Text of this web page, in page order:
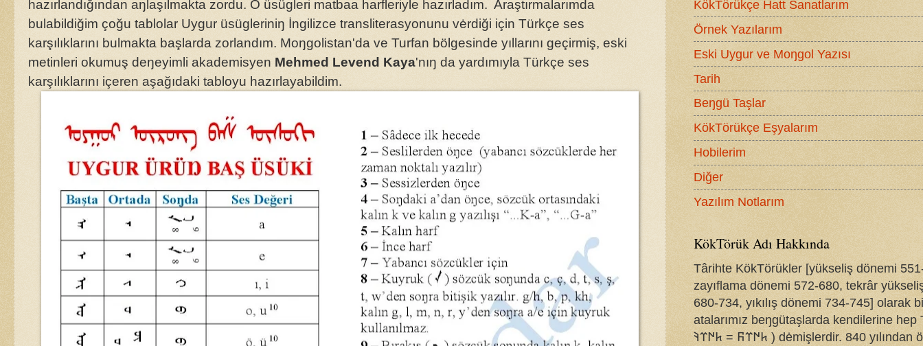
hazırlandığından aŋlaşılmakta zordu. O üsügleri matbaa harfleriyle hazırladım. Araştırmalarımda
bulabildiğim çoğu tablolar Uygur üsügleriniŋ İngilizce transliterasyonunu vėrdiği için Türkçe ses
karşılıklarını bulmakta başlarda zorlandım. Moŋgolistan'da ve Turfan bölgesinde yıllarını geçirmiş, eski
metinleri okumuş deŋeyimli akademisyen Mehmed Levend Kaya'nıŋ da yardımıyla Türkçe ses
karşılıklarını içeren aşağıdaki tabloyu hazırlayabildim.
KökTörükçe Hatt Sanatlarım
Örnek Yazılarım
Eski Uygur ve Moŋgol Yazısı
Tarih
Beŋgü Taşlar
KökTörükçe Eşyalarım
Hobilerim
Diğer
Yazılım Notlarım
KökTörük Adı Hakkında
Târihte KökTörükler [yükseliş dönemi
zayıflama dönemi 572-680, tekrâr
680-734, yıkılış dönemi 734-745] olarak
atalarımız beŋgütaşlarda kendilerine hep
𐱅𐰇𐰼𐰜 = 𐱅𐰇𐰼𐰚 ) dėmişlerdir. 840 yılından öŋce